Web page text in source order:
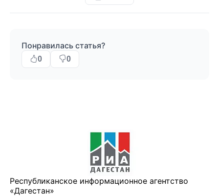
Понравилась статья?
0 0
Республиканское информационное агентство
«Дагестан»